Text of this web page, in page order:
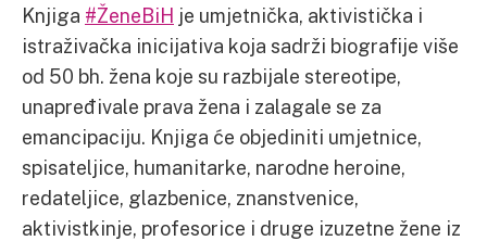
Knjiga #ŽeneBiH je umjetnička, aktivistička i
istraživačka inicijativa koja sadrži biografije više
od 50 bh. žena koje su razbijale stereotipe,
unapređivale prava žena i zalagale se za
emancipaciju. Knjiga će objediniti umjetnice,
spisateljice, humanitarke, narodne heroine,
redateljice, glazbenice, znanstvenice,
aktivistkinje, profesorice i druge izuzetne žene iz